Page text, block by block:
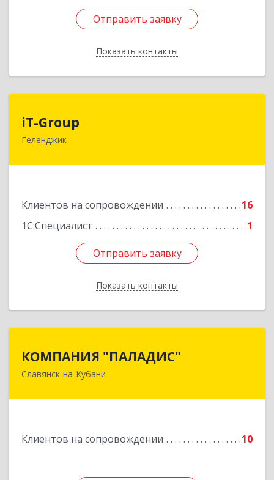
Отправить заявку
Показать контакты
Отправить заявку
Назад
iT-Group
Геленджик
Клиентов на сопровождении
16
1С:Специалист
1
Отправить заявку
Показать контакты
353460, Краснодарский край, Геленджик г,
Отправить заявку
Назад
КОМПАНИЯ "ПАЛАДИС"
Славянск-на-Кубани
Клиентов на сопровождении 10
353560, Краснодарский край, Славянский р-н,
Подробнее